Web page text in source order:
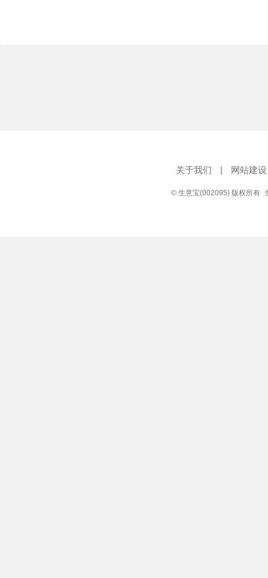
关于我们 | 网站建设
© 生意宝(002095) 版权所有